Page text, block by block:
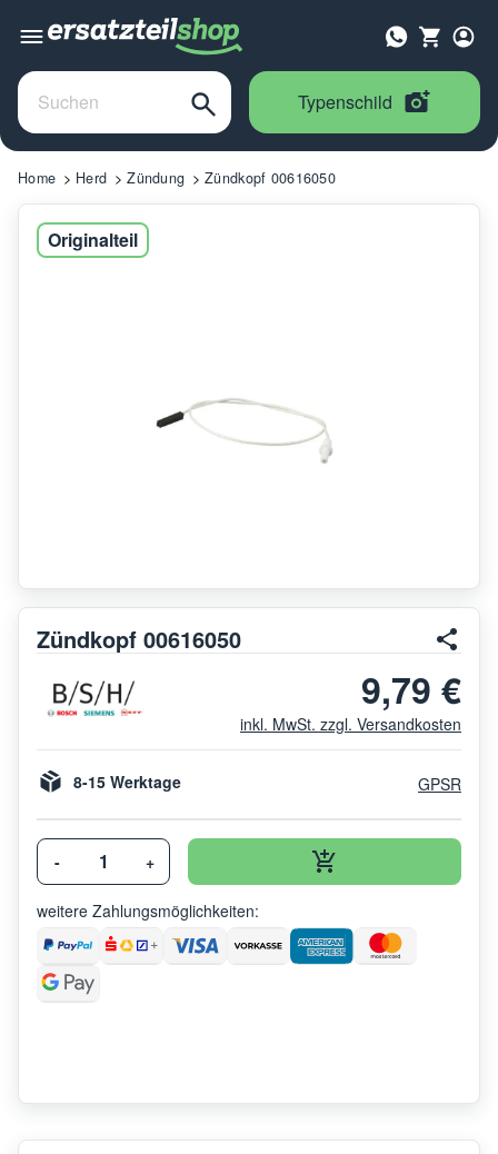
Typenschild
Home Herd Zündung Zündkopf 00616050
Originalteil
Zündkopf 00616050
9,79 €
inkl. MwSt. zzgl. Versandkosten
8-15 Werktage GPSR
- +
weitere Zahlungsmöglichkeiten: